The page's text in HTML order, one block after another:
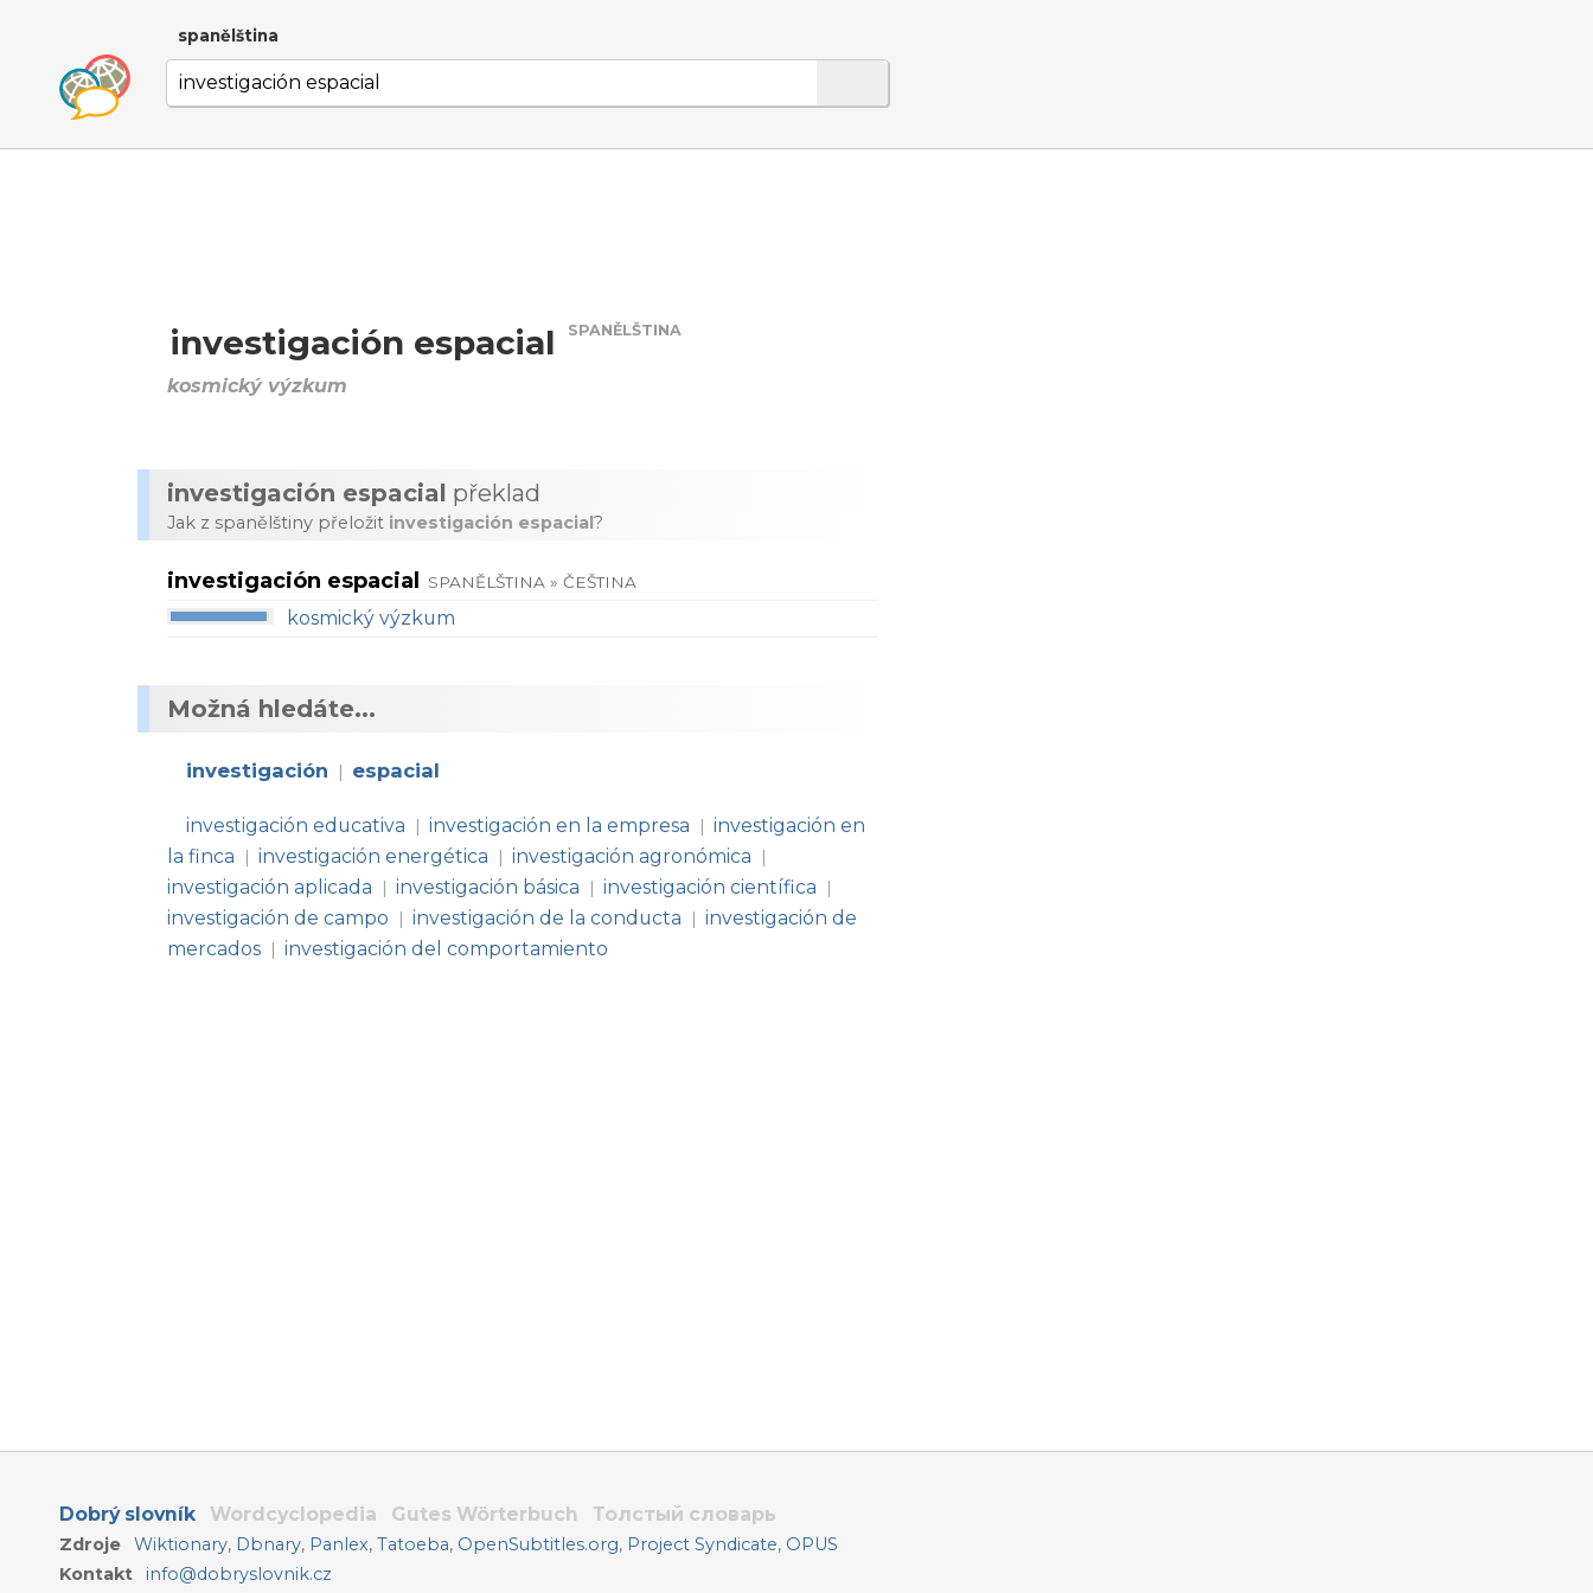
spanělština
investigación espacial SPANĚLŠTINA
kosmický výzkum
investigación espacial překlad
Jak z spanělštiny přeložit investigación espacial?
investigación espacial SPANĚLŠTINA » ČEŠTINA
kosmický výzkum
Možná hledáte...
investigación | espacial
investigación educativa | investigación en la empresa | investigación en
la finca
| investigación energética | investigación agronómica |
investigación aplicada | investigación básica | investigación científica |
investigación de campo | investigación de la conducta | investigación de
mercados | investigación del comportamiento
Dobrý slovník Wordcyclopedia Gutes Wörterbuch Толстый словарь
Zdroje Wiktionary, Dbnary, Panlex,Tatoeba, OpenSubtitles.org, Project Syndicate, OPUS
Kontakt
info@dobryslovnik.cz